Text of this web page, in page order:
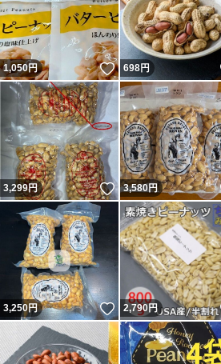
1,050円 いいね！
698円
3,299円 いいね！
3,580円
3,250円 いいね！
2,790円